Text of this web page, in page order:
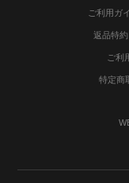
ご利用ガ
返品特約
ご利
特定商